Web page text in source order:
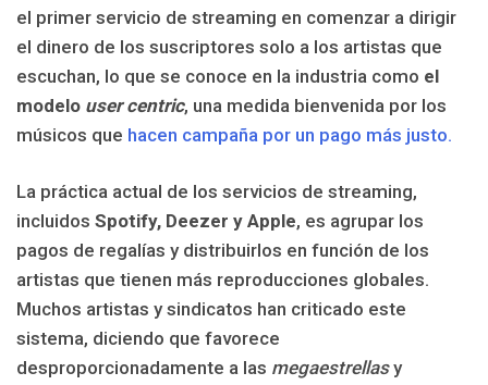
el primer servicio de streaming en comenzar a dirigir
el dinero de los suscriptores solo a los artistas que
escuchan, lo que se conoce en la industria como el
modelo user centric, una medida bienvenida por los
músicos que hacen campaña por un pago más justo.
La práctica actual de los servicios de streaming,
incluidos Spotify, Deezer y Apple, es agrupar los
pagos de regalías y distribuirlos en función de los
artistas que tienen más reproducciones globales.
Muchos artistas y sindicatos han criticado este
sistema, diciendo que favorece
desproporcionadamente a las megaestrellasy